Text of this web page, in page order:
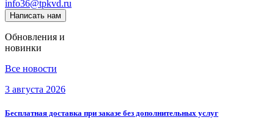
info36@tpkvd.ru
Написать нам
Обновления и
новинки
Все новости
3 августа 2026
Бесплатная доставка при заказе без дополнительных услуг